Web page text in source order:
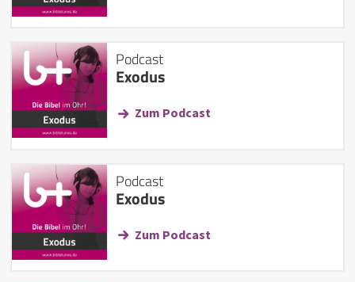
Podcast
Exodus
Zum Podcast
Podcast
Exodus
Zum Podcast